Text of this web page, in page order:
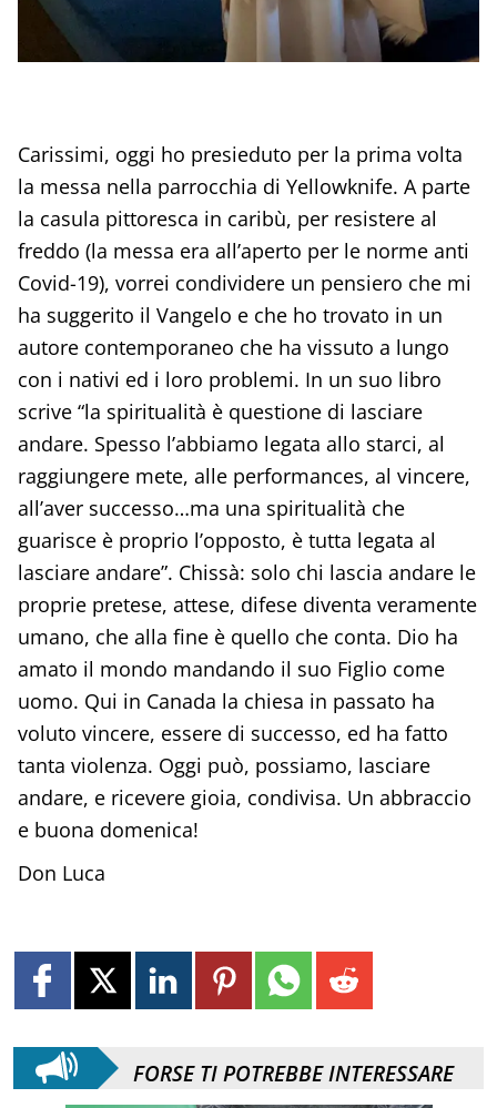
Carissimi, oggi ho presieduto per la prima volta
la messa nella parrocchia di Yellowknife. A parte
la casula pittoresca in caribù, per resistere al
freddo (la messa era all’aperto per le norme anti
Covid-19), vorrei condividere un pensiero che mi
ha suggerito il Vangelo e che ho trovato in un
autore contemporaneo che ha vissuto a lungo
con i nativi ed i loro problemi. In un suo libro
scrive “la spiritualità è questione di lasciare
andare. Spesso l’abbiamo legata allo starci, al
raggiungere mete, alle performances, al vincere,
all’aver successo…ma una spiritualità che
guarisce è proprio l’opposto, è tutta legata al
lasciare andare”. Chissà: solo chi lascia andare le
proprie pretese, attese, difese diventa veramente
umano, che alla fine è quello che conta. Dio ha
amato il mondo mandando il suo Figlio come
uomo. Qui in Canada la chiesa in passato ha
voluto vincere, essere di successo, ed ha fatto
tanta violenza. Oggi può, possiamo, lasciare
andare, e ricevere gioia, condivisa. Un abbraccio
e buona domenica!
Don Luca
FORSE TI POTREBBE INTERESSARE